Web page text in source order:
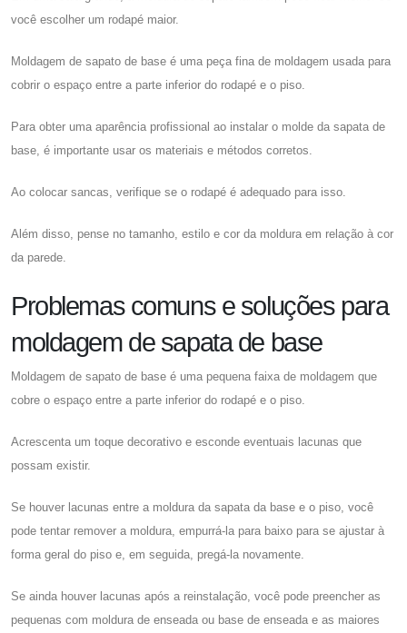
você escolher um rodapé maior.
Moldagem de sapato de base é uma peça fina de moldagem usada para
cobrir o espaço entre a parte inferior do rodapé e o piso.
Para obter uma aparência profissional ao instalar o molde da sapata de
base, é importante usar os materiais e métodos corretos.
Ao colocar sancas, verifique se o rodapé é adequado para isso.
Além disso, pense no tamanho, estilo e cor da moldura em relação à cor
da parede.
Problemas comuns e soluções para
moldagem de sapata de base
Moldagem de sapato de base é uma pequena faixa de moldagem que
cobre o espaço entre a parte inferior do rodapé e o piso.
Acrescenta um toque decorativo e esconde eventuais lacunas que
possam existir.
Se houver lacunas entre a moldura da sapata da base e o piso, você
pode tentar remover a moldura, empurrá-la para baixo para se ajustar à
forma geral do piso e, em seguida, pregá-la novamente.
Se ainda houver lacunas após a reinstalação, você pode preencher as
pequenas com moldura de enseada ou base de enseada e as maiores